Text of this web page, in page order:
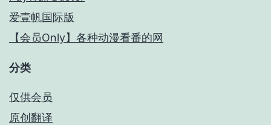
爱壹帆国际版
【会员Only】各种动漫看番的网
分类
仅供会员
原创翻译